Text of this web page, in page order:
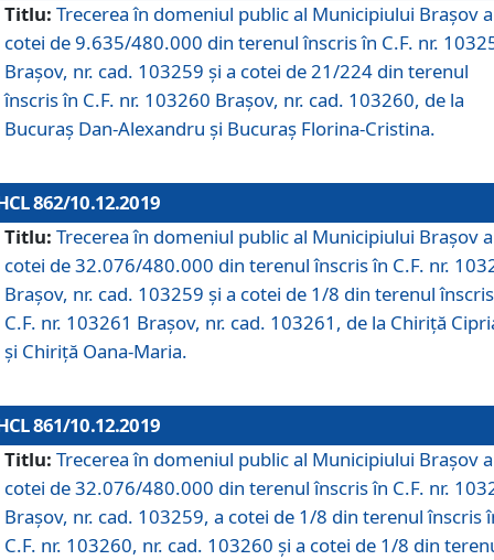
Titlu: Trecerea în domeniul public al Municipiului Braşov a
cotei de 9.635/480.000 din terenul înscris în C.F. nr.
Brașov, nr. cad. 103259 și a cotei de 21/224 din terenul
înscris în C.F. nr. 103260 Brașov, nr. cad. 103260, de la
Bucuraș Dan-Alexandru și Bucuraș Florina-Cristina.
862/10.12.2019
Titlu: Trecerea în domeniul public al Municipiului Braşov a
cotei de 32.076/480.000 din terenul înscris în C.F. nr.
Brașov, nr. cad. 103259 și a cotei de 1/8 din terenul
C.F. nr. 103261 Brașov, nr. cad. 103261, de la Chiriță
și Chiriță Oana-Maria.
861/10.12.2019
Titlu: Trecerea în domeniul public al Municipiului Braşov a
cotei de 32.076/480.000 din terenul înscris în C.F. nr.
Brașov, nr. cad. 103259, a cotei de 1/8 din terenul înscris
C.F. nr. 103260, nr. cad. 103260 și a cotei de 1/8 din